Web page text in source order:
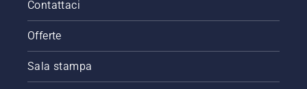
Contattaci
Offerte
Sala stampa